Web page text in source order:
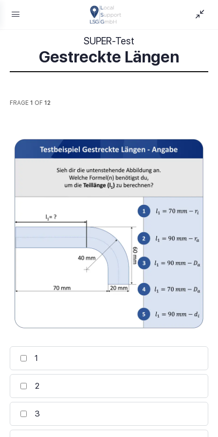
SUPER-Test
Gestreckte Längen
FRAGE 1 OF 12
1
2
3